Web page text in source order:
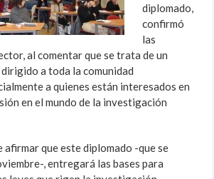
diplomado,
confirmó
las
al comentar que se trata de un
a toda la comunidad
a quienes están interesados en
en el mundo de la investigación
que este diplomado -que se
, entregará las bases para